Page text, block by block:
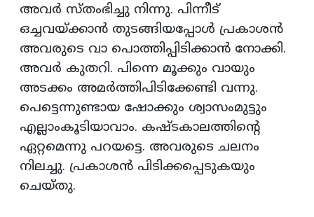
അവര്‍ സ്തംഭിച്ചു നിന്നു. പിന്നീട്
ഒച്ചവയ്ക്കാന്‍ തുടങ്ങിയപ്പോള്‍ പ്രകാശന്‍
അവരുടെ വാ പൊത്തിപ്പിടിക്കാന്‍ നോക്കി.
അവര്‍ കുതറി. പിന്നെ മൂക്കും വായും
അടക്കം അമര്‍ത്തിപിടിക്കേണ്ടി വന്നു.
പെട്ടെന്നുണ്ടായ ഷോക്കും ശ്വാസംമുട്ടും
എല്ലാംകൂടിയാവാം. കഷ്ടകാലത്തിന്റെ
ഏറ്റമെന്നു പറയട്ടെ. അവരുടെ ചലനം
നിലച്ചു. പ്രകാശന്‍ പിടിക്കപ്പെടുകയും
ചെയ്തു.